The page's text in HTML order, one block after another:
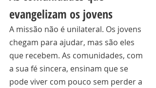
evangelizam os jovens
A missão não é unilateral. Os jovens
chegam para ajudar, mas são eles
que recebem. As comunidades, com
a sua fé sincera, ensinam que se
pode viver com pouco sem perder a